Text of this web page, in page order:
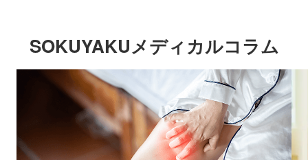
SOKUYAKUメディカルコラム